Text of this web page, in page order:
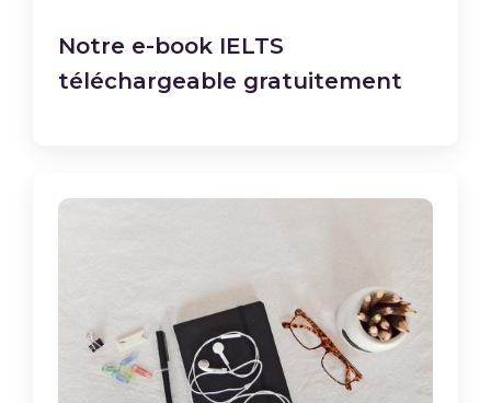
Notre e-book IELTS
téléchargeable gratuitement